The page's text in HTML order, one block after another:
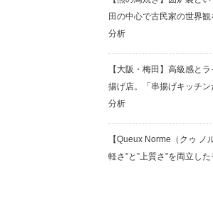
田の中心で古民家の世界
分析
【大阪・梅田】高級感と
揚げ店。「串揚げキッチ
分析
【Queux Norme（クゥ ノ
軽さ”と”上質さ”を両立し